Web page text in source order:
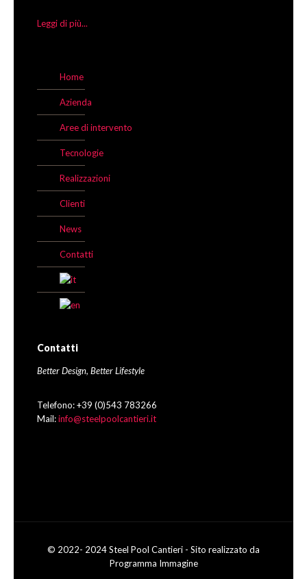
Leggi di più...
Home
Azienda
Aree di intervento
Tecnologie
Realizzazioni
Clienti
News
Contatti
Contatti
Better Design, Better Lifestyle
Telefono: +39 (0)543 783266
Mail:info@steelpoolcantieri.it
© 2022- 2024 Steel Pool Cantieri - Sito realizzato da
Programma Immagine